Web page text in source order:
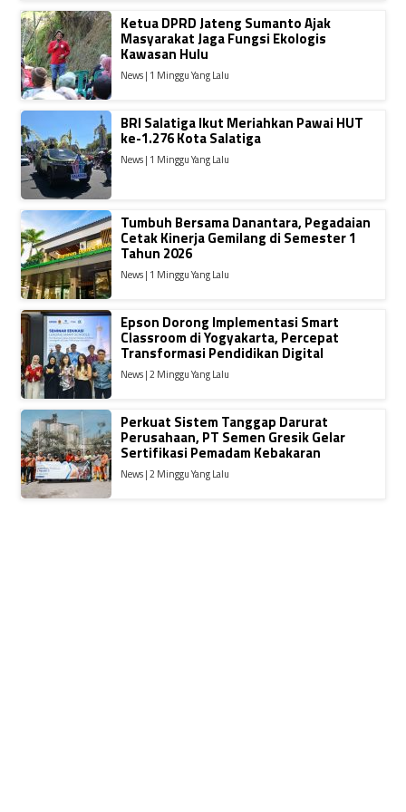
Ketua DPRD Jateng Sumanto Ajak
Masyarakat Jaga Fungsi Ekologis
Kawasan Hulu
News | 1 Minggu Yang Lalu
BRI Salatiga Ikut Meriahkan Pawai HUT
ke-1.276 Kota Salatiga
News | 1 Minggu Yang Lalu
Tumbuh Bersama Danantara, Pegadaian
Cetak Kinerja Gemilang di Semester 1
Tahun 2026
News | 1 Minggu Yang Lalu
Epson Dorong Implementasi Smart
Classroom di Yogyakarta, Percepat
Transformasi Pendidikan Digital
News | 2 Minggu Yang Lalu
Perkuat Sistem Tanggap Darurat
Perusahaan, PT Semen Gresik Gelar
Sertifikasi Pemadam Kebakaran
News | 2 Minggu Yang Lalu